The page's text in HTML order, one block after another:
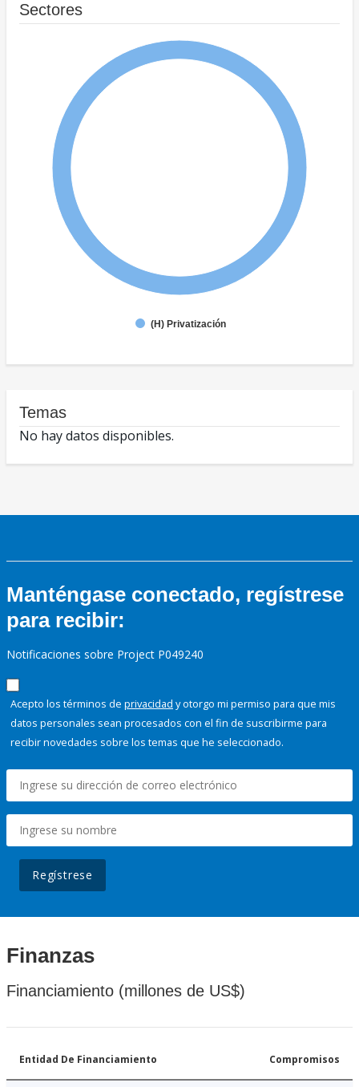
Sectores
(H) Privatización
Temas
No hay datos disponibles.
Manténgase conectado, regístrese
para recibir:
Notificaciones sobre Project P049240
Acepto los términos de privacidad y otorgo mi permiso para que mis
datos personales sean procesados con el fin de suscribirme para
recibir novedades sobre los temas que he seleccionado.
Regístrese
Finanzas
Financiamiento (millones de US$)
Entidad De Financiamiento Compromisos